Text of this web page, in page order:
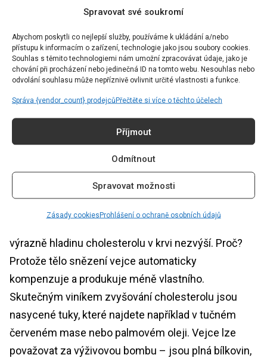
Spravovat své soukromí
Abychom poskytli co nejlepší služby, používáme k ukládání a/nebo
přístupu k informacím o zařízení, technologie jako jsou soubory cookies.
Souhlas s těmito technologiemi nám umožní zpracovávat údaje, jako je
chování při procházení nebo jedinečná ID na tomto webu. Nesouhlas nebo
odvolání souhlasu může nepříznivě ovlivnit určité vlastnosti a funkce.
Správa {vendor_count} prodejcůPřečtěte si více o těchto účelech
Příjmout
Odmítnout
Spravovat možnosti
Zásady cookiesProhlášení o ochraně osobních údajů
zohledňovali celkovou nutriční kvalitu výrobku.
Strava s vysokým obsahem přidaného cukru a soli je
spojena se zvýšeným rizikem chronických
onemocnění. Nenechte se proto oklamat a a vždy si
složení.
Mýtus: Vejce zvyšují hladinu
Je jeden z nejstarších a nejdéle přetrvávajících
výrazně hladinu cholesterolu v krvi nezvýší. Proč?
Protože tělo snězení vejce automaticky
kompenzuje a produkuje méně vlastního.
Skutečným viníkem zvyšování cholesterolu jsou
nasycené tuky, které najdete například v tučném
červeném mase nebo palmovém oleji. Vejce lze
považovat za výživovou bombu – jsou plná bílkovin,